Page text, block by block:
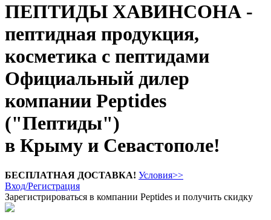
ПЕПТИДЫ ХАВИНСОНА -
пептидная продукция,
косметика с пептидами
Официальный дилер
компании Peptides
("Пептиды")
в Крыму и Севастополе!
БЕСПЛАТНАЯ ДОСТАВКА! Условия>>
Вход/Регистрация
Зарегистрироваться в компании Peptides и получить скидку